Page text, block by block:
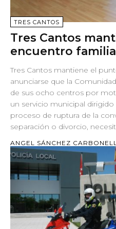
TRES CANTOS
Tres Cantos
encuentro
Tres Cantos mantiene el
anunciarse que la
de sus ocho centros por motivos
un servicio municipal dirigido
proceso de ruptura de la
separación o divorcio,
ANGEL SÁNCHEZ CARBONELL